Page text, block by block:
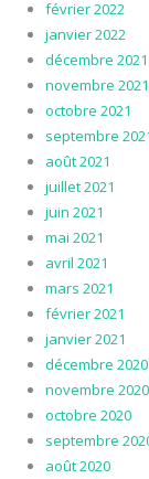
février 2022
janvier 2022
décembre 2021
novembre 2021
octobre 2021
septembre
août 2021
juillet 2021
juin 2021
mai 2021
avril 2021
mars 2021
février 2021
janvier 2021
décembre 2020
novembre 2020
octobre 2020
septembre
août 2020